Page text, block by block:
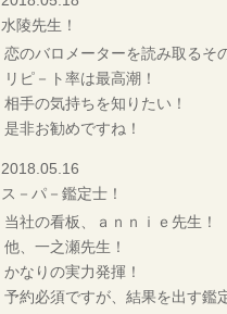
水陵先生！
恋のバロメーターを読み取るそ
リピ－ト率は最高潮！
相手の気持ちを知りたい！
是非お勧めですね！
2018.05.16
ス－パ－鑑定士！
当社の看板、ａｎｎｉｅ先生！
他、一之瀬先生！
かなりの実力発揮！
予約必須ですが、結果を出す鑑